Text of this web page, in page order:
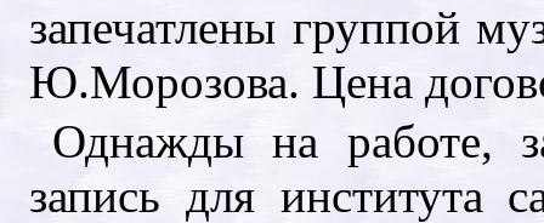
запечатлены группой
Ю.Морозова. Цена
Однажды на работе,
запись для института